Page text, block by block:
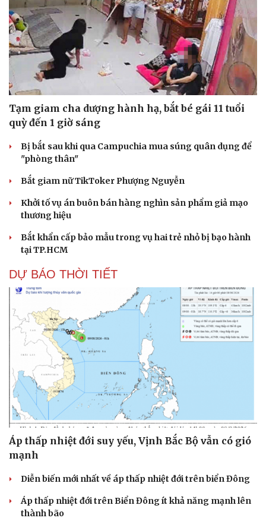
Cải chính
Tạm giam cha dượng hành hạ, bắt bé gái 11 tuổi
quỳ đến 1 giờ sáng
Bị bắt sau khi qua Campuchia mua súng quân dụng để
"phòng thân"
Bắt giam nữ TikToker Phượng Nguyễn
Khởi tố vụ án buôn bán hàng nghìn sản phẩm giả mạo
thương hiệu
Bắt khẩn cấp bảo mẫu trong vụ hai trẻ nhỏ bị bạo hành
tại TP.HCM
DỰ BÁO THỜI TIẾT
Áp thấp nhiệt đới suy yếu, Vịnh Bắc Bộ vẫn có gió
mạnh
Diễn biến mới nhất về áp thấp nhiệt đới trên biển Đông
Áp thấp nhiệt đới trên Biển Đông ít khả năng mạnh lên
thành bão